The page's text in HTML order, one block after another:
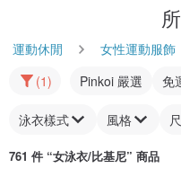
運動休閒 女性運動服飾
(1)
Pinkoi 嚴選 免
泳衣樣式 風格
761 件 “女泳衣/比基尼” 商品